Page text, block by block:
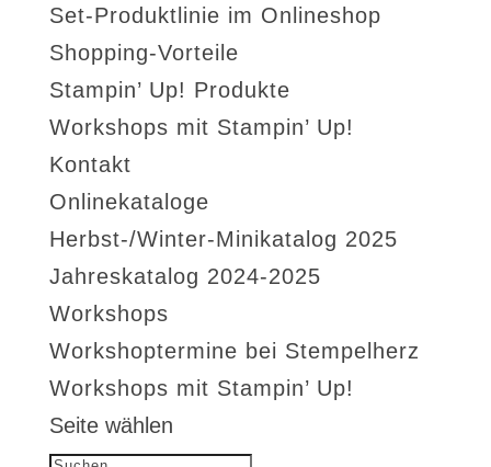
Set-Produktlinie im Onlineshop
Shopping-Vorteile
Stampin’ Up! Produkte
Workshops mit Stampin’ Up!
Kontakt
Onlinekataloge
Herbst-/Winter-Minikatalog 2025
Jahreskatalog 2024-2025
Workshops
Workshoptermine bei Stempelherz
Workshops mit Stampin’ Up!
Seite wählen